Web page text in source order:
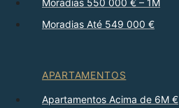
Moradias 550 000 € – 1M
Moradias Até 549 000 €
APARTAMENTOS
Apartamentos Acima de 6M €